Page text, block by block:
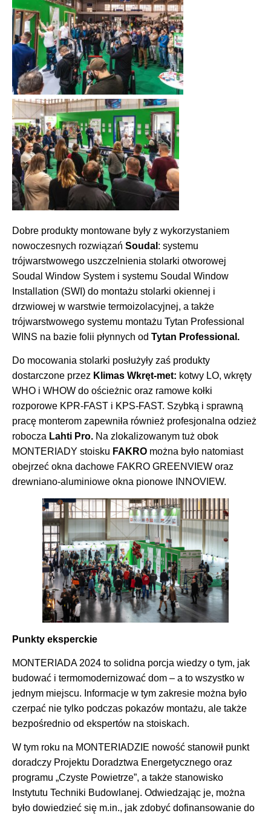
Dobre produkty montowane były z wykorzystaniem
nowoczesnych rozwiązań Soudal : systemu
trójwarstwowego uszczelnienia stolarki otworowej
Soudal Window System i systemu Soudal Window
Installation (SWI) do montażu stolarki okiennej i
drzwiowej w warstwie termoizolacyjnej, a także
trójwarstwowego systemu montażu Tytan Professional
WINS na bazie folii płynnych od Tytan Professional.
Do mocowania stolarki posłużyły zaś produkty
dostarczone przez Klimas Wkręt-met: kotwy LO, wkręty
WHO i WHOW do ościeżnic oraz ramowe kołki
rozporowe KPR-FAST i KPS-FAST. Szybką i sprawną
pracę monterom zapewniła również profesjonalna odzież
robocza Lahti Pro. Na zlokalizowanym tuż obok
MONTERIADY stoisku FAKRO można było natomiast
obejrzeć okna dachowe FAKRO GREENVIEW oraz
drewniano-aluminiowe okna pionowe INNOVIEW.
Punkty eksperckie
MONTERIADA 2024 to solidna porcja wiedzy o tym, jak
budować i termomodernizować dom – a to wszystko w
jednym miejscu. Informacje w tym zakresie można było
czerpać nie tylko podczas pokazów montażu, ale także
bezpośrednio od ekspertów na stoiskach.
W tym roku na MONTERIADZIE nowość stanowił punkt
doradczy Projektu Doradztwa Energetycznego oraz
programu „Czyste Powietrze”, a także stanowisko
Instytutu Techniki Budowlanej. Odwiedzając je, można
było dowiedzieć się m.in., jak zdobyć dofinansowanie do